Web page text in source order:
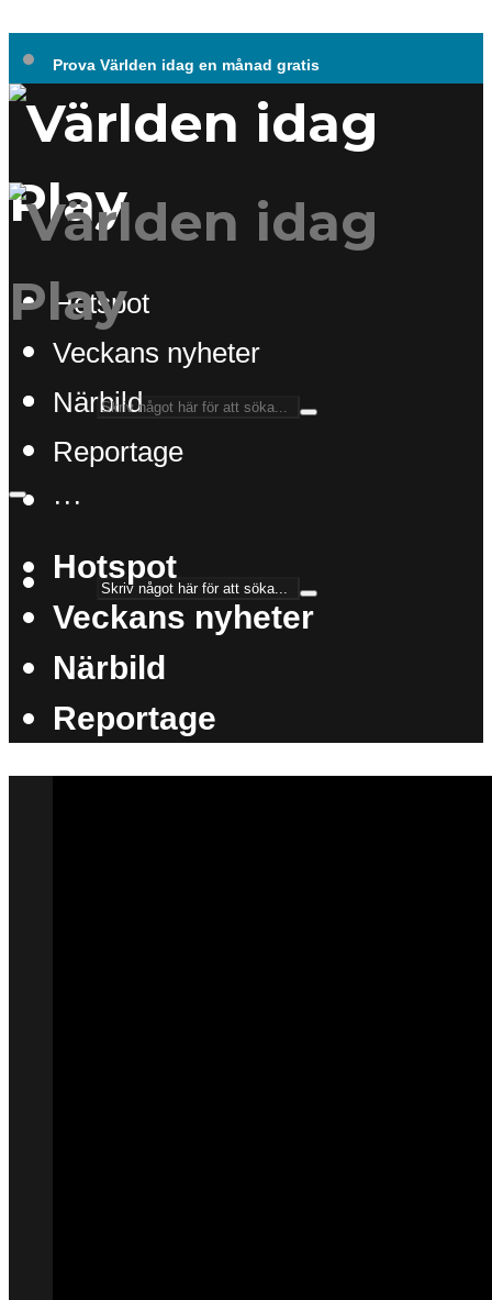
Prova Världen idag en månad gratis
Hotspot
Veckans nyheter
Närbild
Reportage
···
Hotspot
Veckans nyheter
Närbild
Reportage